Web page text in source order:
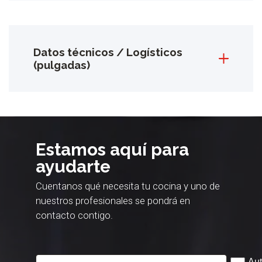
Datos técnicos / Logísticos
(pulgadas)
Estamos aquí para
ayudarte
Cuentanos qué necesita tu cocina y uno de
nuestros profesionales se pondrá en
contacto contigo.